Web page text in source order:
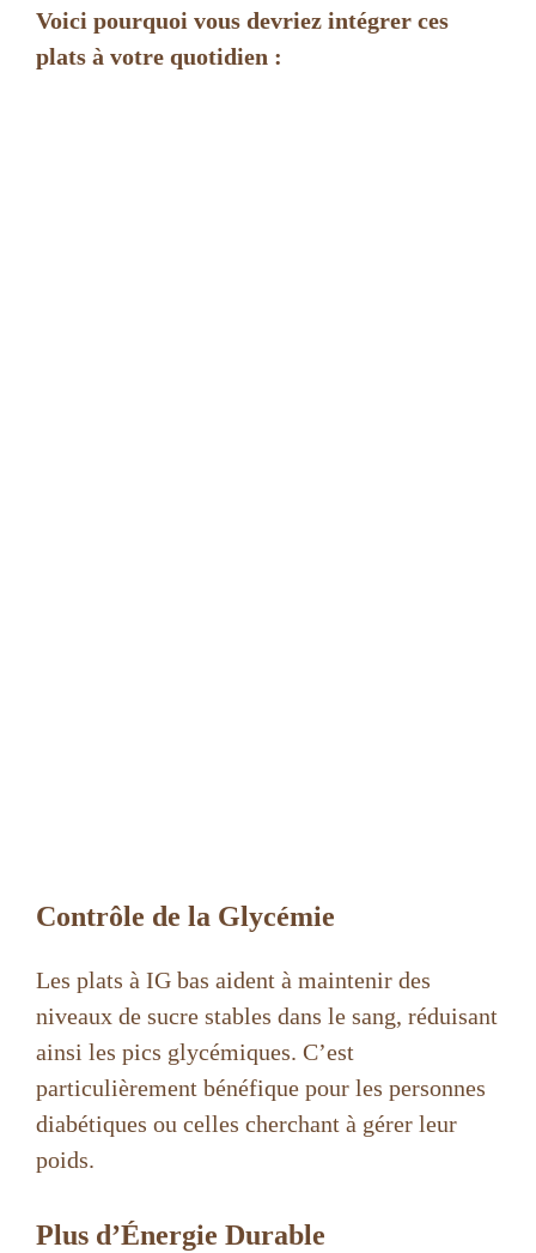
Voici pourquoi vous devriez intégrer ces
plats à votre quotidien :
Contrôle de la Glycémie
Les plats à IG bas aident à maintenir des
niveaux de sucre stables dans le sang, réduisant
ainsi les pics glycémiques. C’est
particulièrement bénéfique pour les personnes
diabétiques ou celles cherchant à gérer leur
poids.
Plus d’Énergie Durable